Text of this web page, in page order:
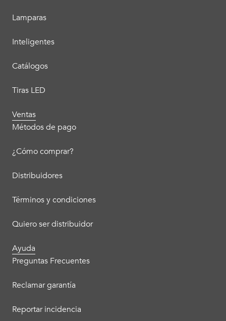
Lamparas
Inteligentes
Catálogos
Tiras LED
Ventas
Métodos de pago
¿Cómo comprar?
Distribuidores
Términos y condiciones
Quiero ser distribuidor
Ayuda
Preguntas Frecuentes
Reclamar garantía
Reportar incidencia